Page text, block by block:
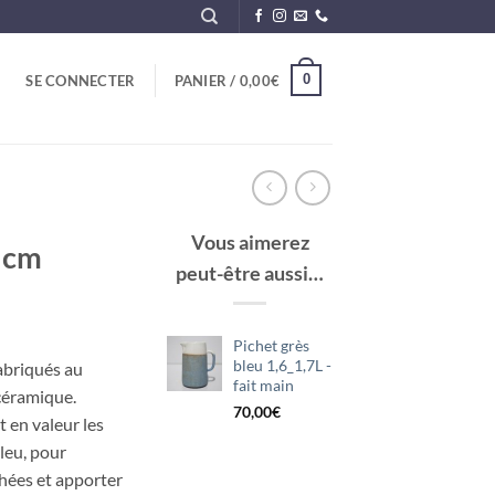
SE CONNECTER PANIER / 0,00€ 0
au
en valeur les
pour
et apporter
Vous aimerez
peut-être aussi…
Pichet grès
bleu 1,6_1,7L -
fait main
70,00€